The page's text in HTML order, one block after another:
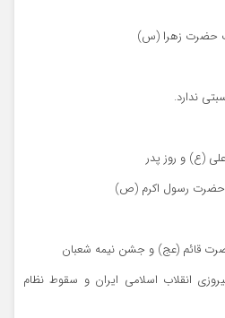
حضرت زهرا (س)
(ع) و روز پدر
حضرت رسول اکرم (ص)
قائم (عج) و جشن نیمه شعبان
انقلاب اسلامی ایران و سقوط نظام